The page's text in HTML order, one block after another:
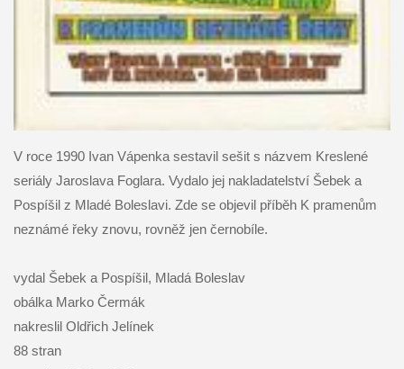
V roce 1990 Ivan Vápenka sestavil sešit s názvem Kreslené
seriály Jaroslava Foglara. Vydalo jej nakladatelství Šebek a
Pospíšil z Mladé Boleslavi. Zde se objevil příběh K pramenům
neznámé řeky znovu, rovněž jen černobíle.
vydal Šebek a Pospíšil, Mladá Boleslav
obálka Marko Čermák
nakreslil Oldřich Jelínek
88 stran